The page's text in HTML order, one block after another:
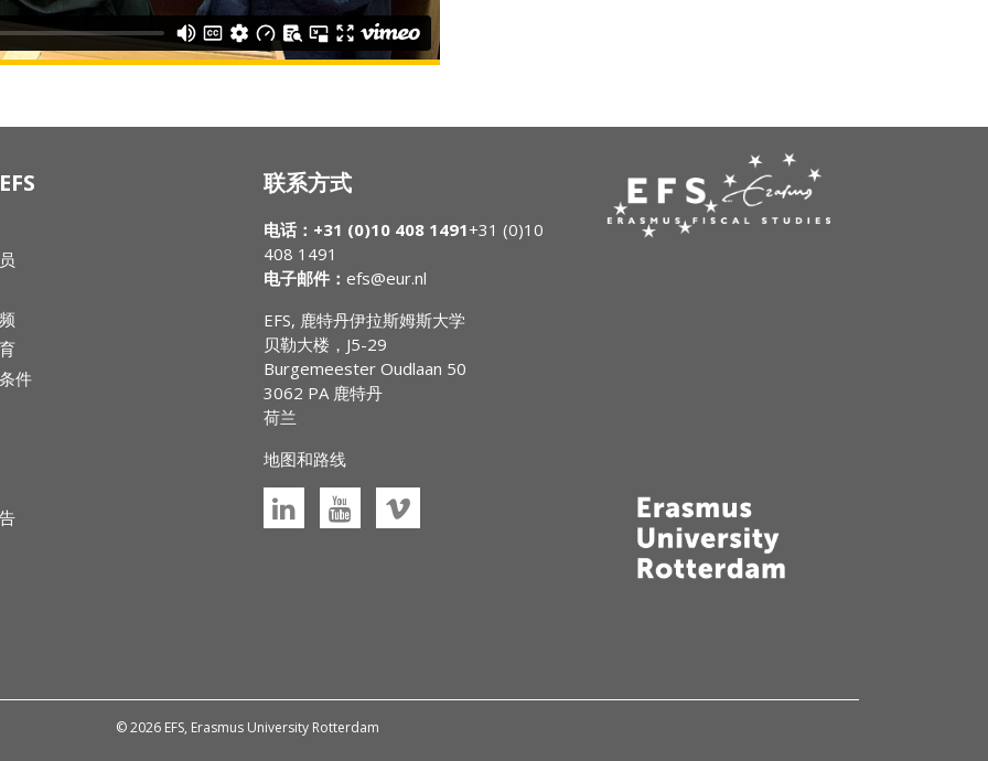
件
联系方式
电话：+31 (0)10 408 1491+31 (0)10
408 1491
电子邮件： efs@eur.nl
EFS, 鹿特丹伊拉斯姆斯大学
贝勒大楼，J5-29
Burgemeester Oudlaan 50
3062 PA 鹿特丹
荷兰
地图和路线
© 2026 EFS, Erasmus University Rotterdam